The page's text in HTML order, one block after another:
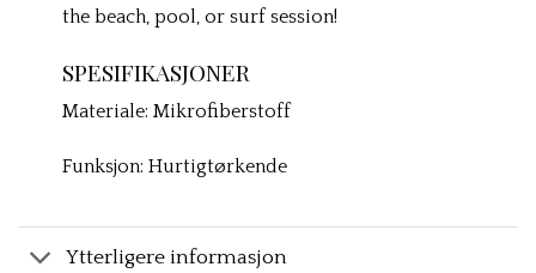
the beach, pool, or surf session!
SPESIFIKASJONER
Materiale: Mikrofiberstoff
Funksjon: Hurtigtørkende
Ytterligere informasjon